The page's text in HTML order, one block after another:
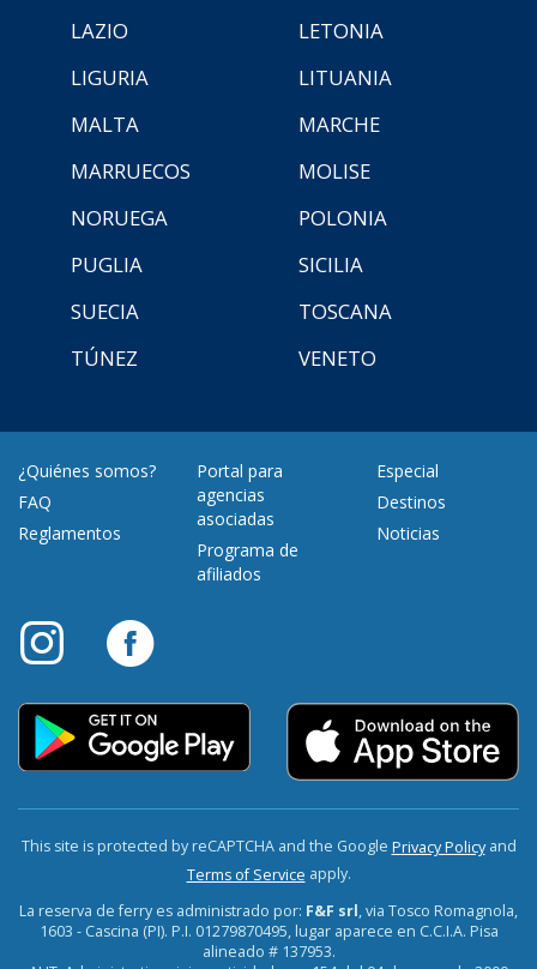
LAZIO
LETONIA
LIGURIA
LITUANIA
MALTA
MARCHE
MARRUECOS
MOLISE
NORUEGA
POLONIA
PUGLIA
SICILIA
SUECIA
TOSCANA
TÚNEZ
VENETO
¿Quiénes somos?
FAQ
Reglamentos
Portal para
agencias
asociadas
Programa de
afiliados
Especial
Destinos
Noticias
This site is protected by reCAPTCHA and the Google Privacy Policyand
Terms of Service apply.
La reserva de ferry es administrado por: F&F srl, via Tosco Romagnola,
1603 - Cascina (PI). P.I. 01279870495, lugar aparece en C.C.I.A. Pisa
alineado # 137953.